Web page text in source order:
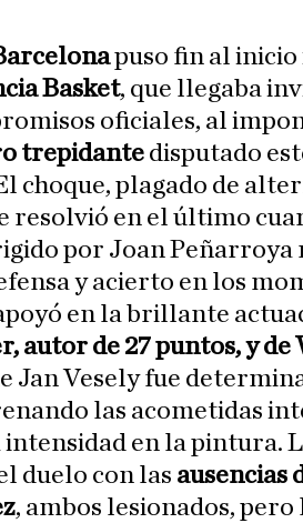
puso fin al
Basket, que llegaba
oficiales, al
trepidante disputado
choque, plagado de
resolvió en el último
por Joan Peñarroya
y acierto en los
en la brillante
autor de 27 puntos, y
Jan Vesely fue
las acometidas
en la pintura.
duelo con las ausencias
, ambos lesionados,